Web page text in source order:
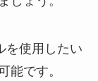
を使用したい
能です。